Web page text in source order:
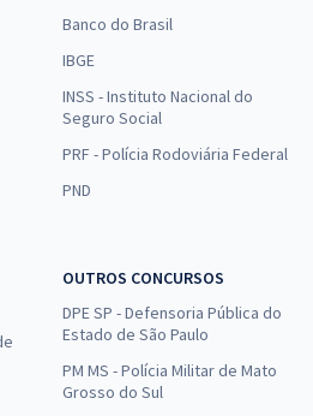
Banco do Brasil
IBGE
INSS - Instituto Nacional do
Seguro Social
PRF - Polícia Rodoviária Federal
PND
OUTROS CONCURSOS
DPE SP - Defensoria Pública do
Estado de São Paulo
PM MS - Polícia Militar de Mato
Grosso do Sul